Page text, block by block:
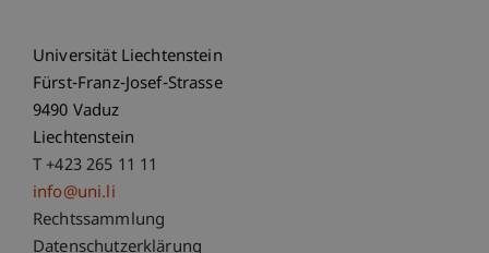
Universität Liechtenstein
Fürst-Franz-Josef-Strasse
9490 Vaduz
Liechtenstein
T +423 265 11 11
info@uni.li
Fußzeile Rechtliche Hinweise
Rechtssammlung
Datenschutzerklärung